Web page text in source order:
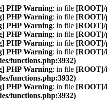
PHP Warning: in file [ROOT]/
PHP Warning: in file [ROOT]/
PHP Warning: in file [ROOT]/
PHP Warning: in file [ROOT]/
PHP Warning: in file [ROOT]/
PHP Warning: in file [ROOT]/
functions.php:3932)
PHP Warning: in file [ROOT]/
functions.php:3932)
PHP Warning: in file [ROOT]/
functions.php:3932)